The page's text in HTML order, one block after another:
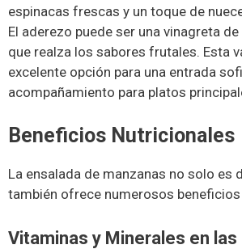
espinacas frescas y un toque de
El aderezo puede ser una vinagreta
que realza los sabores frutales. Esta
excelente opción para una entrada
acompañamiento para platos
Beneficios Nutricionales
La ensalada de manzanas no solo es
también ofrece numerosos beneficios
Vitaminas y Minerales en las